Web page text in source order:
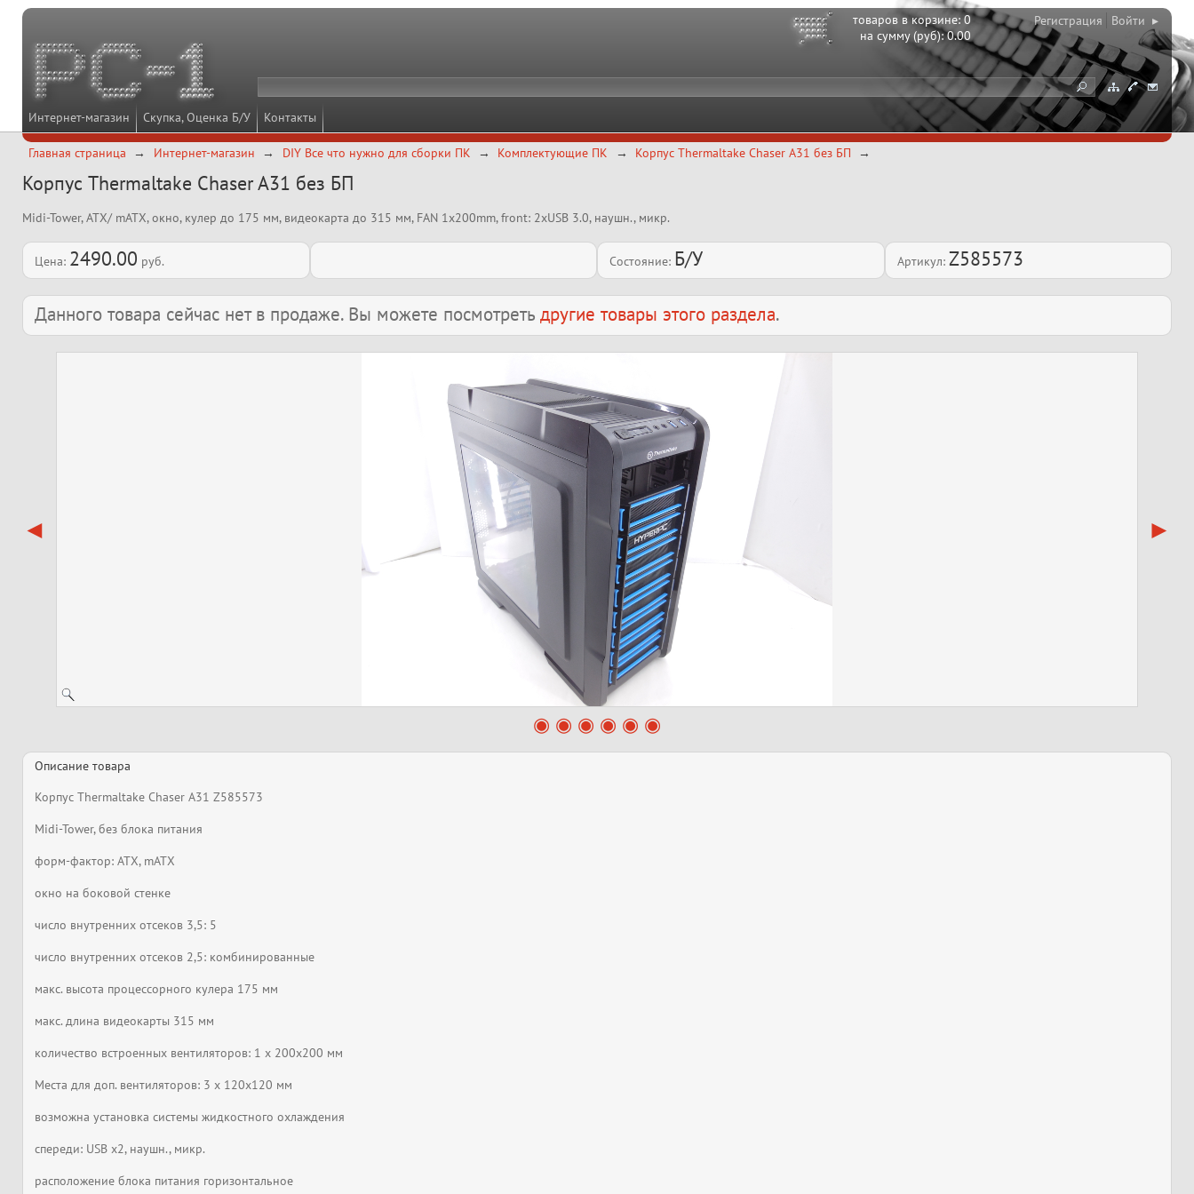
Интернет-магазин Скупка, Оценка Б/У Контакты
товаров в корзине:0
на сумму (руб):0.00
Регистрация Войти ▸
Главная страница Интернет-магазин DIY Все что нужно для сборки ПК Комплектующие ПК Корпус Thermaltake Chaser A31 без БП
Корпус Thermaltake Chaser A31 без БП
Midi-Tower, ATX/ mATX, окно, кулер до 175 мм, видеокарта до 315 мм, FAN 1x200mm, front: 2xUSB 3.0, наушн., микр.
Цена: 2490.00 руб. Состояние: Б/У Артикул: Z585573
Данного товара сейчас нет в продаже. Вы можете посмотреть другие товары этого раздела.
Описание товара
Корпус Thermaltake Chaser A31 Z585573
Midi-Tower, без блока питания
форм-фактор: ATX, mATX
окно на боковой стенке
число внутренних отсеков 3,5: 5
число внутренних отсеков 2,5: комбинированные
макс. высота процессорного кулера 175 мм
макс. длина видеокарты 315 мм
количество встроенных вентиляторов: 1 x 200х200 мм
Места для доп. вентиляторов: 3 x 120x120 мм
возможна установка системы жидкостного охлаждения
спереди: USB x2, наушн., микр.
расположение блока питания горизонтальное